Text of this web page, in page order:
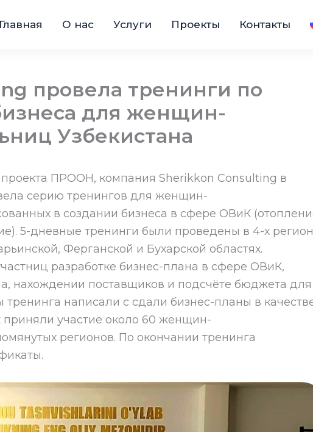
Главная О нас Услуги Проекты Контакты
провела тренинги по
для женщин-
Узбекистана
проекта ПРООН, компания Sherikkon Consulting в
серию тренингов для женщин-
в создании бизнеса в сфере ОВиК
5-дневные тренинги были проведены в 4-х
Ферганской и Бухарской областях.
разработке бизнес-плана в сфере ОВиК,
нахождении поставщиков и подсчёте бюджета для
тренинга написали с сдали бизнес-планы в
участие около 60 женщин-
регионов. По окончании тренинга